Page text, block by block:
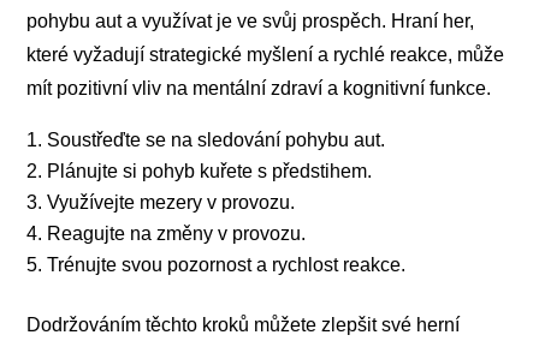
pohybu aut a využívat je ve svůj prospěch. Hraní her,
které vyžadují strategické myšlení a rychlé reakce, může
mít pozitivní vliv na mentální zdraví a kognitivní funkce.
Soustřeďte se na sledování pohybu aut.
Plánujte si pohyb kuřete s předstihem.
Využívejte mezery v provozu.
Reagujte na změny v provozu.
Trénujte svou pozornost a rychlost reakce.
Dodržováním těchto kroků můžete zlepšit své herní